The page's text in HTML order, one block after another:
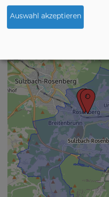
+
−
Auswahl akzeptieren